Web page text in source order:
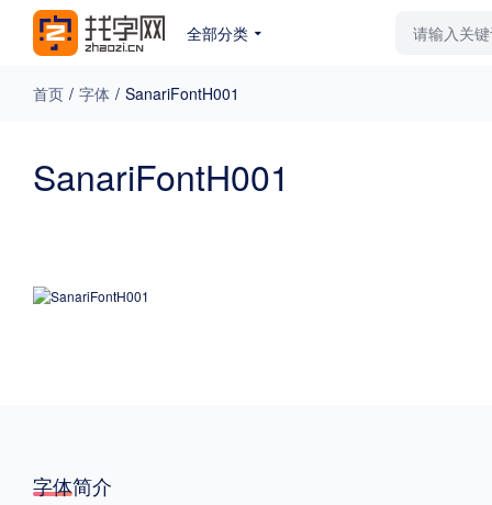
全部分类
免费下载 收费下载
首页 / 字体 / SanariFontH001
SanariFontH001
字体简介